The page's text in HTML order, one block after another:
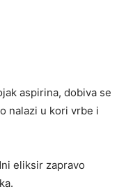
aspirina, dobiva se
nalazi u kori vrbe i
eliksir zapravo